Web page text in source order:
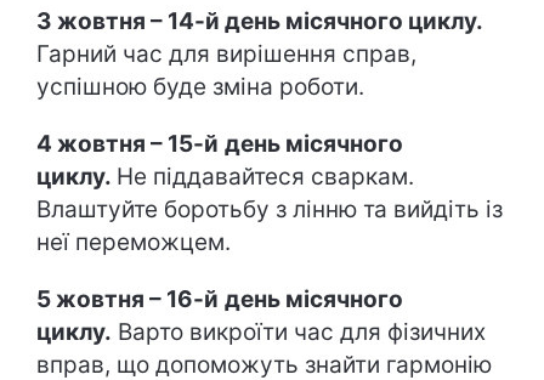
3 жовтня – 14-й день місячного циклу.
Гарний час для вирішення справ,
успішною буде зміна роботи.
4 жовтня – 15-й день місячного
циклу. Не піддавайтеся сваркам.
Влаштуйте боротьбу з лінню та вийдіть із
неї переможцем.
5 жовтня – 16-й день місячного
циклу. Варто викроїти час для фізичних
вправ, що допоможуть знайти гармонію